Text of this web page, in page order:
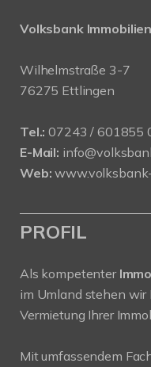
Volksbank
Wilhelmstraße 3-7
76275 Ettlingen
Tel.: 07243 / 601855
E-Mail:
Web:
PROFIL
Als kompetenter
im Umland stehen wir
Vermietung Ihrer
Mit umfassendem